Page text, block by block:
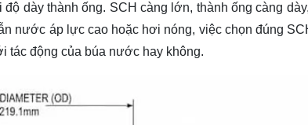
dày thành ống. SCH càng lớn, thành ống càng
nước áp lực cao hoặc hơi nóng, việc chọn đúng
tác động của búa nước hay không.